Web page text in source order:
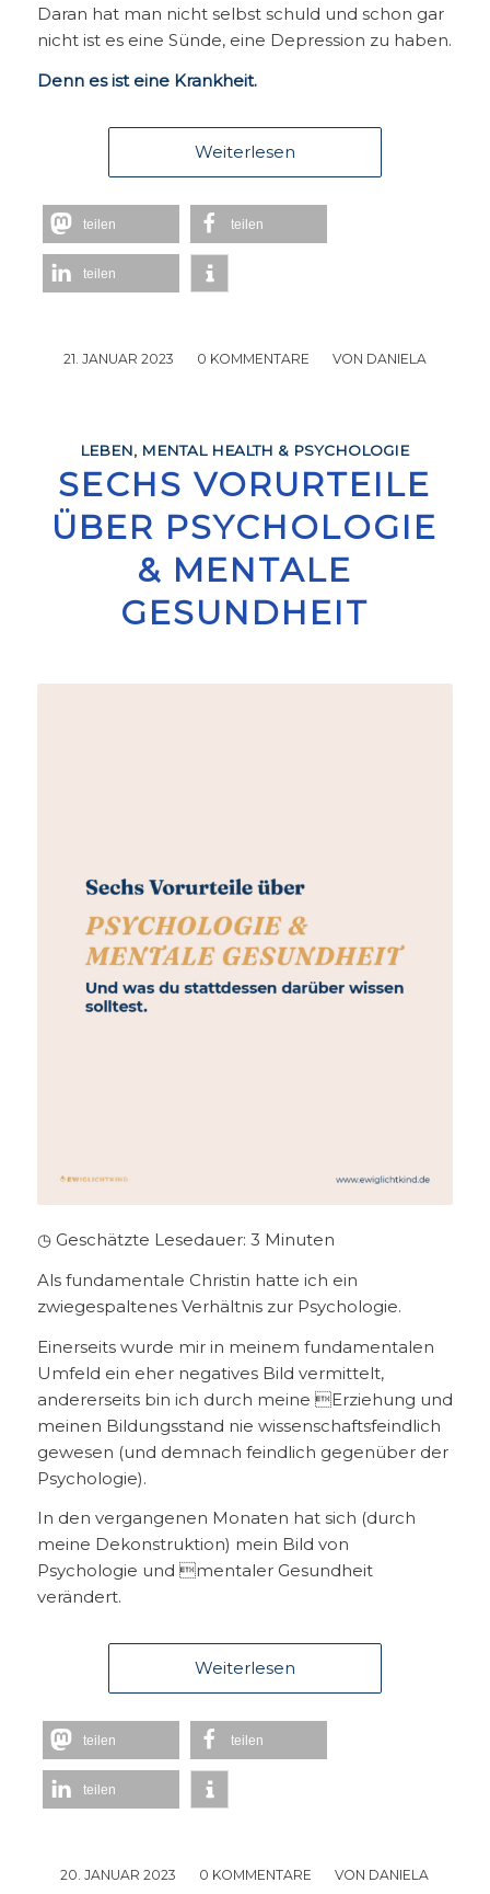
Daran hat man nicht selbst schuld und schon gar
nicht ist es eine Sünde, eine Depression zu haben.
Denn es ist eine Krankheit.
Weiterlesen
teilen teilen
teilen
21. JANUAR 2023
/ 0 KOMMENTARE
/ VON DANIELA
LEBEN, MENTAL HEALTH & PSYCHOLOGIE
SECHS VORURTEILE
ÜBER PSYCHOLOGIE
& MENTALE
GESUNDHEIT
◷ Geschätzte Lesedauer: 3 Minuten
Als fundamentale Christin hatte ich ein
zwiegespaltenes Verhältnis zur Psychologie.
Einerseits wurde mir in meinem fundamentalen
Umfeld ein eher negatives Bild vermittelt,
andererseits bin ich durch meine Erziehung und
meinen Bildungsstand nie wissenschaftsfeindlich
gewesen (und demnach feindlich gegenüber der
Psychologie).
In den vergangenen Monaten hat sich (durch
meine Dekonstruktion) mein Bild von
Psychologie und mentaler Gesundheit
verändert.
Weiterlesen
teilen teilen
teilen
20. JANUAR 2023
/ 0 KOMMENTARE
/ VON DANIELA